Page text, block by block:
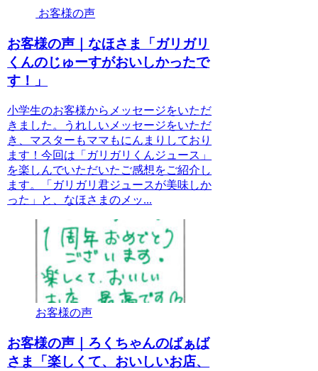
お客様の声
お客様の声｜なほさま「ガリガリ
くんのじゅーすがおいしかったで
す！」
小学生のお客様からメッセージをいただ
きました。うれしいメッセージをいただ
き、マスターもママもにんまりしており
ます！今回は「ガリガリくんジュース」
を楽しんでいただいたご感想をご紹介し
ます。「ガリガリ君ジュースが美味しか
った」と、なほさまのメッ...
お客様の声
お客様の声｜ろくちゃんのばぁば
さま「楽しくて、おいしいお店、